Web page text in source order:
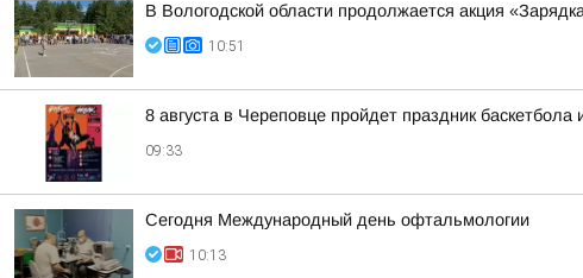
В Вологодской области продолжается акция
10:51
8 августа в Череповце пройдет праздник баскетбола
09:33
Сегодня Международный день офтальмологии
10:13